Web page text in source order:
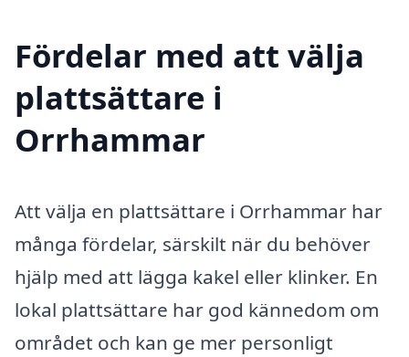
Fördelar med att välja
plattsättare i
Orrhammar
Att välja en plattsättare i Orrhammar har
många fördelar, särskilt när du behöver
hjälp med att lägga kakel eller klinker. En
lokal plattsättare har god kännedom om
området och kan ge mer personligt